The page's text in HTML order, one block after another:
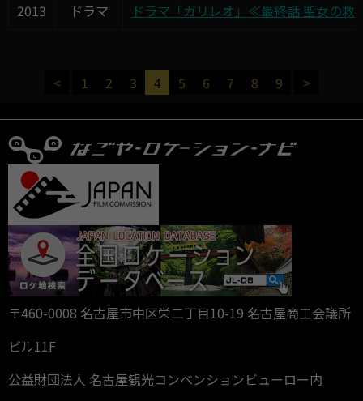
2013
ドラマ ドラマ「ガリレオ」≪最終話 聖女の
< 1 2 3 4 5 6 7 8 9 >
〒460-0008 名古屋市中区栄二丁目10-19 名古屋商工会議所
ビル11F
公益財団法人 名古屋観光コンベンションビューロー内